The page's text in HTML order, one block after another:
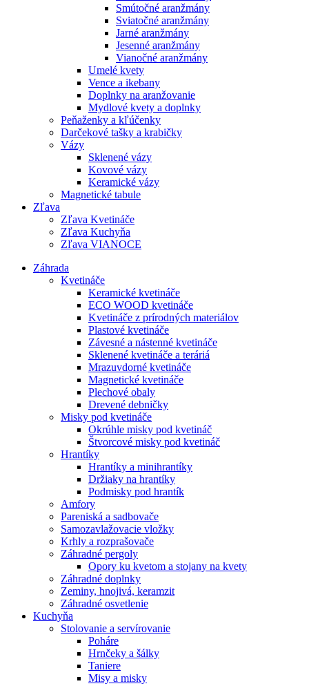
Smútočné aranžmány
Sviatočné aranžmány
Jarné aranžmány
Jesenné aranžmány
Vianočné aranžmány
Umelé kvety
Vence a ikebany
Doplnky na aranžovanie
Mydlové kvety a doplnky
Peňaženky a kľúčenky
Darčekové tašky a krabičky
Vázy
Sklenené vázy
Kovové vázy
Keramické vázy
Magnetické tabule
Zľava
Zľava Kvetináče
Zľava Kuchyňa
Zľava VIANOCE
Záhrada
Kvetináče
Keramické kvetináče
ECO WOOD kvetináče
Kvetináče z prírodných materiálov
Plastové kvetináče
Závesné a nástenné kvetináče
Sklenené kvetináče a teráriá
Mrazuvdorné kvetináče
Magnetické kvetináče
Plechové obaly
Drevené debničky
Misky pod kvetináče
Okrúhle misky pod kvetináč
Štvorcové misky pod kvetináč
Hrantíky
Hrantíky a minihrantíky
Držiaky na hrantíky
Podmisky pod hrantík
Amfory
Pareniská a sadbovače
Samozavlažovacie vložky
Krhly a rozprašovače
Záhradné pergoly
Opory ku kvetom a stojany na kvety
Záhradné doplnky
Zeminy, hnojivá, keramzit
Záhradné osvetlenie
Kuchyňa
Stolovanie a servírovanie
Poháre
Hrnčeky a šálky
Taniere
Misy a misky